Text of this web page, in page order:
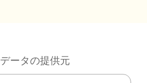
データの提供元